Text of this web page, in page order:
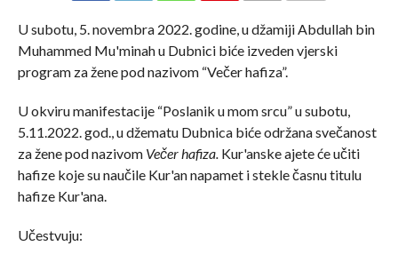
U subotu, 5. novembra 2022. godine, u džamiji Abdullah bin
Muhammed Mu'minah u Dubnici biće izveden vjerski
program za žene pod nazivom “Večer hafiza”.
U okviru manifestacije “Poslanik u mom srcu” u subotu,
5.11.2022. god., u džematu Dubnica biće održana svečanost
za žene pod nazivom Večer hafiza.Kur'anske ajete će učiti
hafize koje su naučile Kur'an napamet i stekle časnu titulu
hafize Kur'ana.
Učestvuju: